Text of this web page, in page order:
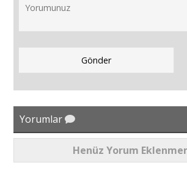
Yorumlar
Henüz Yorum